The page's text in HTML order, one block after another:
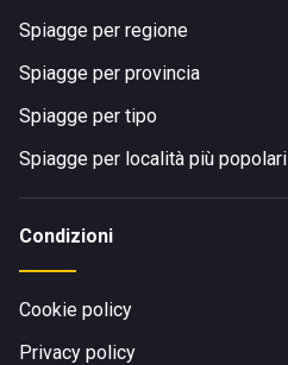
Spiagge per regione
Spiagge per provincia
Spiagge per tipo
Spiagge per località più popolari
Condizioni
Cookie policy
Privacy policy